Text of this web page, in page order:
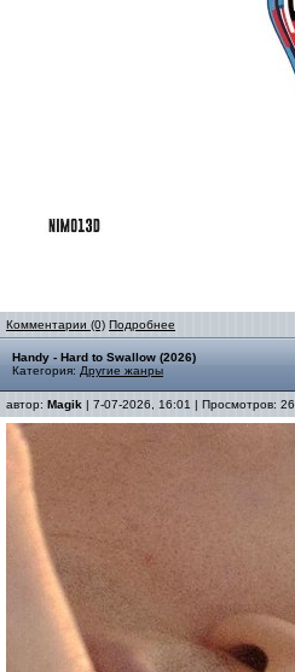
Комментарии (0) Подробнее
Handy - Hard to Swallow (2026)
Категория: Другие жанры
автор: Magik | 7-07-2026, 16:01 | Просмотров: 26